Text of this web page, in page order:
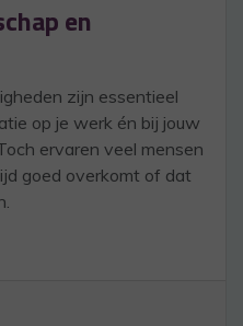
en
zijn essentieel
op je werk én bij jouw
ervaren veel mensen
goed overkomt of dat